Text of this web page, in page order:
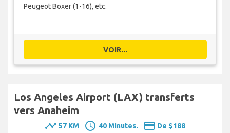
Peugeot Boxer (1-16), etc.
VOIR...
Los Angeles Airport (LAX) transferts
vers Anaheim
timeline 57 KM schedule 40 Minutes. payment De $188